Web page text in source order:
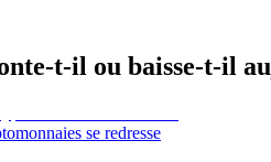
t-il ou baisse-t-il
se redresse